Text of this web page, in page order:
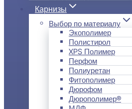
Карнизы
Выбор по материалу
Экополимер
Полистирол
XPS Полимер
Перфом
Полиуретан
Фитополимер
Дюрофом
Дюрополимер®